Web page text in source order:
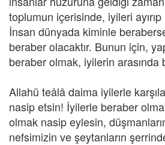
toplumun içerisinde, iyileri
İnsan dünyada kiminle
beraber olacaktır. Bunun için,
beraber olmak, iyilerin arasında
Allahü teâlâ daima iyilerle
nasip etsin! İyilerle beraber
olmak nasip eylesin,
nefsimizin ve şeytanların